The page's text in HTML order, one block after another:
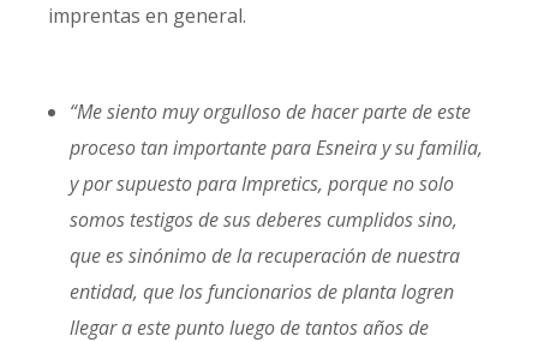
imprentas en general.
“Me siento muy orgulloso de hacer parte de este
proceso tan importante para Esneira y su familia,
y por supuesto para Impretics, porque no solo
somos testigos de sus deberes cumplidos sino,
que es sinónimo de la recuperación de nuestra
entidad, que los funcionarios de planta logren
llegar a este punto luego de tantos años de